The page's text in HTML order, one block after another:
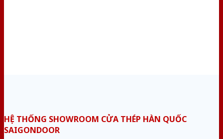
HỆ THỐNG SHOWROOM CỬA THÉP HÀN QUỐC
SAIGONDOOR